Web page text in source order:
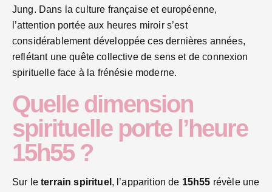
Jung. Dans la culture française et européenne,
l’attention portée aux heures miroir s’est
considérablement développée ces dernières années,
reflétant une quête collective de sens et de connexion
spirituelle face à la frénésie moderne.
Quelle dimension
spirituelle porte l’heure
15h55 ?
Sur leterrain spirituel , l’apparition de 15h55 révèle une